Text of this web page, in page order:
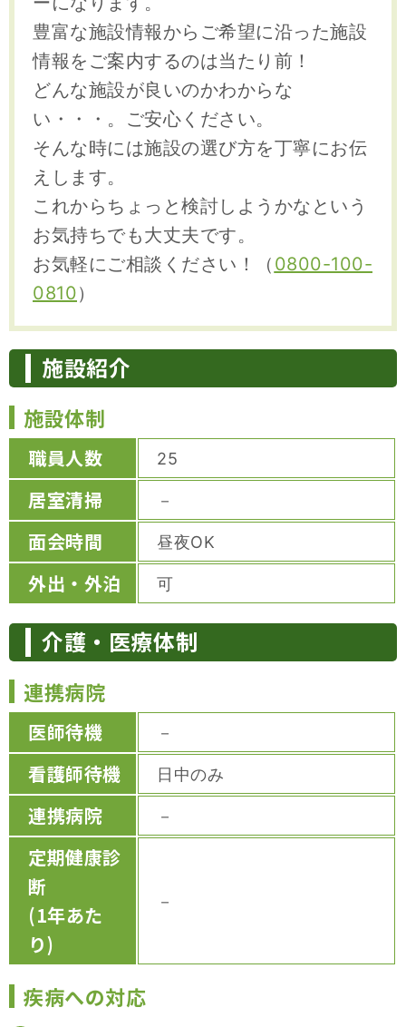
豊富な施設情報からご希望に沿った施設
情報をご案内するのは当たり前！
どんな施設が良いのかわからな
い・・・。ご安心ください。
そんな時には施設の選び方を丁寧にお伝
えします。
これからちょっと検討しようかなという
お気持ちでも大丈夫です。
お気軽にご相談ください！（ 0800-100-
0810）
施設紹介
施設体制
職員人数 25
居室清掃 －
面会時間 昼夜OK
外出・外泊 可
介護・医療体制
連携病院
医師待機 －
看護師待機 日中のみ
連携病院 －
定期健康診
断
(1年あた
り)
－
疾病への対応